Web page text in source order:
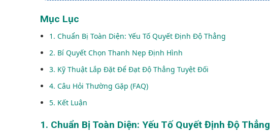
Mục Lục
1. Chuẩn Bị Toàn Diện: Yếu Tố Quyết Định Độ Thẳng
2. Bí Quyết Chọn Thanh Nẹp Định Hình
3. Kỹ Thuật Lắp Đặt Để Đạt Độ Thẳng Tuyệt Đối
4. Câu Hỏi Thường Gặp (FAQ)
5. Kết Luận
1. Chuẩn Bị Toàn Diện: Yếu Tố Quyết Định Độ Thẳng